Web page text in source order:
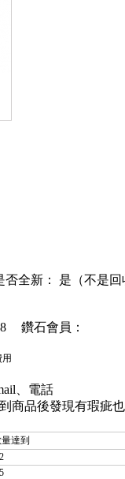
否全新： 是（不是回
鑽石會員：
、電話
商品後發現有瑕疵也
達到
2
5